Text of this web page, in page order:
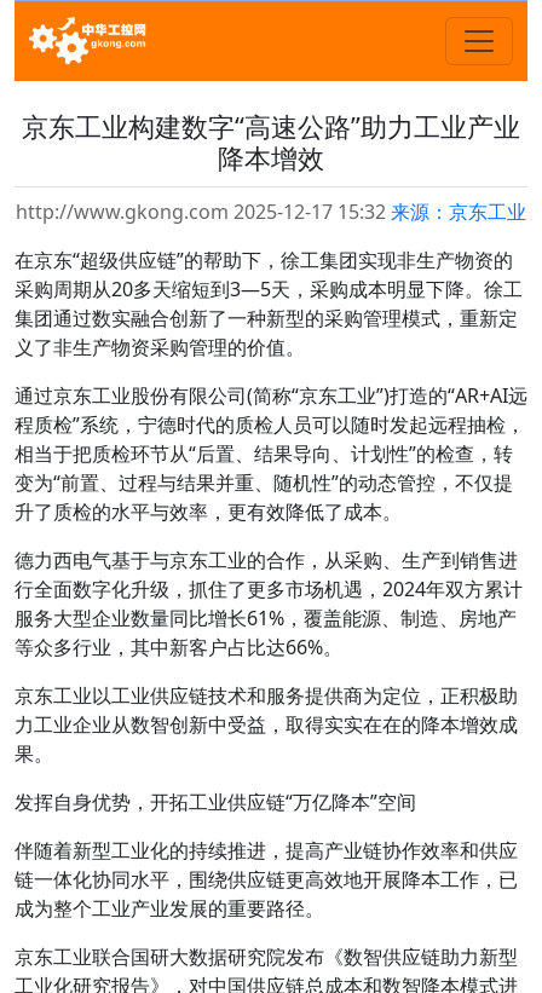
京东工业构建数字“高速公路”助力工业产业
降本增效
http://www.gkong.com 2025-12-17 15:32来源：京东工业
在京东“超级供应链”的帮助下，徐工集团实现非生产物资的
采购周期从20多天缩短到3—5天，采购成本明显下降。徐工
集团通过数实融合创新了一种新型的采购管理模式，重新定
义了非生产物资采购管理的价值。
通过京东工业股份有限公司(简称“京东工业”)打造的“AR+AI远
程质检”系统，宁德时代的质检人员可以随时发起远程抽检，
相当于把质检环节从“后置、结果导向、计划性”的检查，转
变为“前置、过程与结果并重、随机性”的动态管控，不仅提
升了质检的水平与效率，更有效降低了成本。
德力西电气基于与京东工业的合作，从采购、生产到销售进
行全面数字化升级，抓住了更多市场机遇，2024年双方累计
服务大型企业数量同比增长61%，覆盖能源、制造、房地产
等众多行业，其中新客户占比达66%。
京东工业以工业供应链技术和服务提供商为定位，正积极助
力工业企业从数智创新中受益，取得实实在在的降本增效成
果。
发挥自身优势，开拓工业供应链“万亿降本”空间
伴随着新型工业化的持续推进，提高产业链协作效率和供应
链一体化协同水平，围绕供应链更高效地开展降本工作，已
成为整个工业产业发展的重要路径。
京东工业联合国研大数据研究院发布《数智供应链助力新型
工业化研究报告》，对中国供应链总成本和数智降本模式进